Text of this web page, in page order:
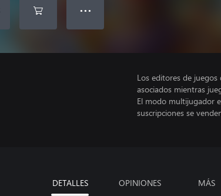
● ● ●
Los editores de
asociados mientras
El modo multijugador
suscripciones se
DETALLES OPINIONES MÁS